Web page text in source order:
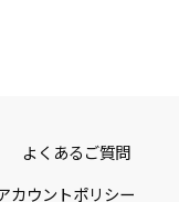
よくあるご質問
カウントポリシー